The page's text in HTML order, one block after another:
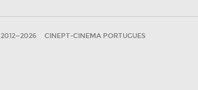
2012—2026 CINEPT-CINEMA PORTUGUES